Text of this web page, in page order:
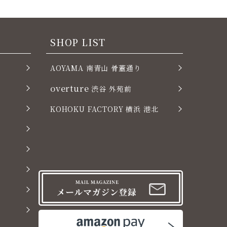
SHOP LIST
AOYAMA 南青山 骨董通り
overture 渋谷 外苑前
KOHOKU FACTORY 横浜 港北